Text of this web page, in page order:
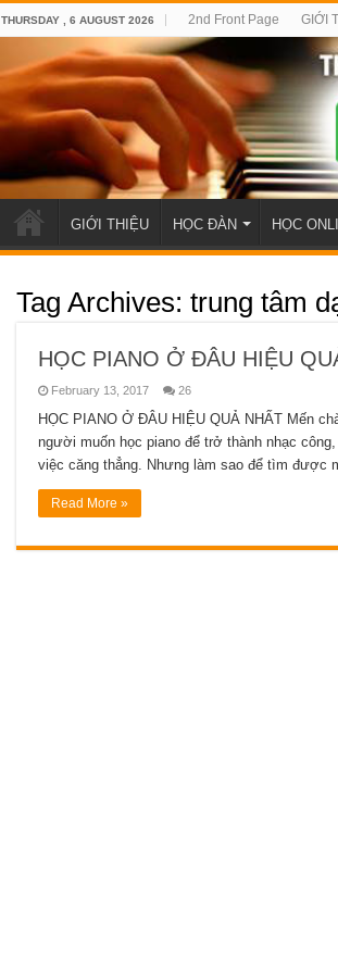
THURSDAY , 6 AUGUST 2026 2nd Front Page GIỚI
GIỚI THIỆU HỌC ĐÀN HỌC
Tag Archives: trung tâm
HỌC PIANO Ở ĐÂU HIỆU
February 13, 2017 26
HỌC PIANO Ở ĐÂU HIỆU QUẢ NHẤT Mến
người muốn học piano để trở thành nhạc
việc căng thẳng. Nhưng làm sao để tìm được
Read More »